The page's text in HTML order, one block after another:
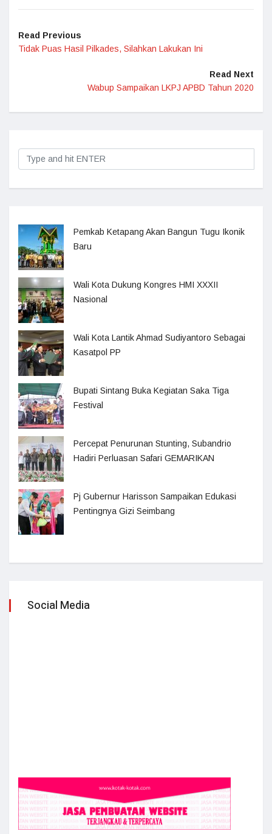
Read Previous
Tidak Puas Hasil Pilkades, Silahkan Lakukan Ini
Read Next
Wabup Sampaikan LKPJ APBD Tahun 2020
Pemkab Ketapang Akan Bangun Tugu Ikonik
Baru
Wali Kota Dukung Kongres HMI XXXII
Nasional
Wali Kota Lantik Ahmad Sudiyantoro Sebagai
Kasatpol PP
Bupati Sintang Buka Kegiatan Saka Tiga
Festival
Percepat Penurunan Stunting, Subandrio
Hadiri Perluasan Safari GEMARIKAN
Pj Gubernur Harisson Sampaikan Edukasi
Pentingnya Gizi Seimbang
Social Media